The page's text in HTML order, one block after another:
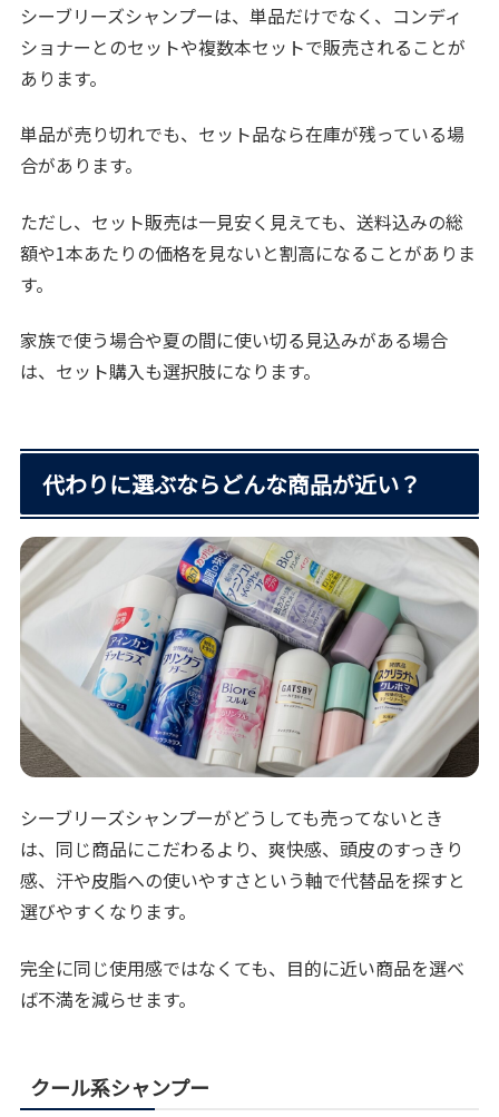
シーブリーズシャンプーは、単品だけでなく、コンディ
ショナーとのセットや複数本セットで販売されることが
あります。
単品が売り切れでも、セット品なら在庫が残っている場
合があります。
ただし、セット販売は一見安く見えても、送料込みの総
額や1本あたりの価格を見ないと割高になることがありま
す。
家族で使う場合や夏の間に使い切る見込みがある場合
は、セット購入も選択肢になります。
代わりに選ぶならどんな商品が近い？
シーブリーズシャンプーがどうしても売ってないとき
は、同じ商品にこだわるより、爽快感、頭皮のすっきり
感、汗や皮脂への使いやすさという軸で代替品を探すと
選びやすくなります。
完全に同じ使用感ではなくても、目的に近い商品を選べ
ば不満を減らせます。
クール系シャンプー